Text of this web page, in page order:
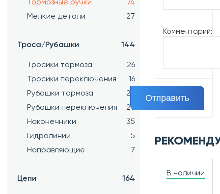
Тормозные ручки
74
Мелкие детали
27
Троса/Рубашки 144
Тросики тормоза
26
Тросики переключения
16
Рубашки тормоза
23
Рубашки переключения
27
Наконечники
35
Гидролинии
5
Направляющие
7
Цепи 164
Комментарий:
В наличии